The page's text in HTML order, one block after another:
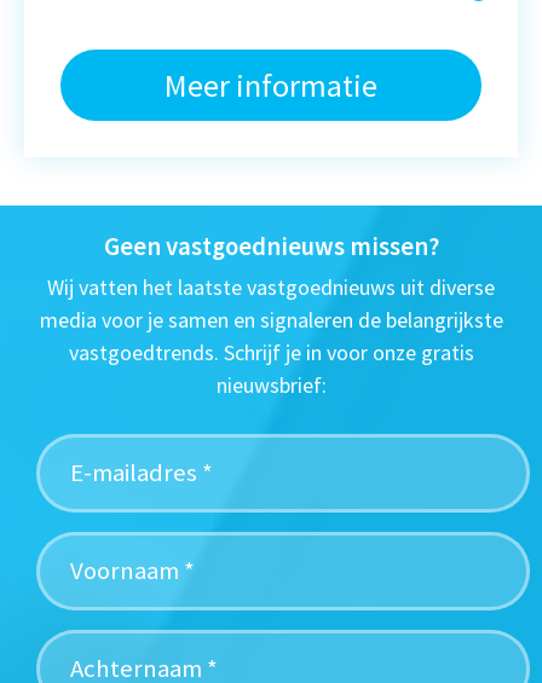
Meer informatie
Geen vastgoednieuws missen?
Wij vatten het laatste vastgoednieuws uit diverse
media voor je samen en signaleren de belangrijkste
vastgoedtrends. Schrijf je in voor onze gratis
nieuwsbrief: